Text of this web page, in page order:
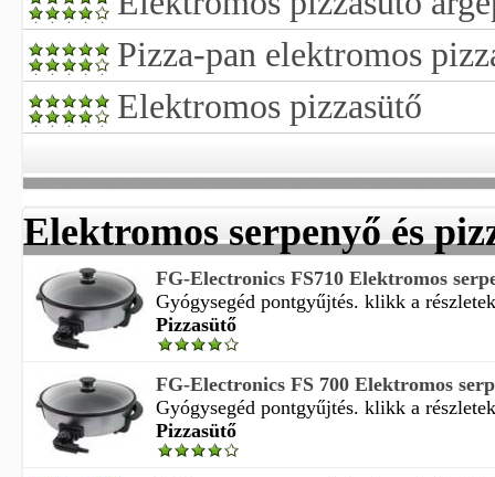
Pizza-pan elektromos
Elektromos pizzasütő
Elektromos serpenyő és
FG-Electronics FS710 Elektromos
Gyógysegéd pontgyűjtés. klikk a
Pizzasütő
FG-Electronics FS 700 Elektromos
Gyógysegéd pontgyűjtés. klikk a
Pizzasütő